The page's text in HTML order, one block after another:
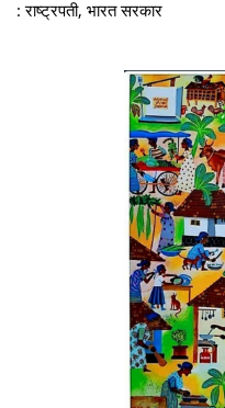
: राष्ट्रपती, भारत सरकार